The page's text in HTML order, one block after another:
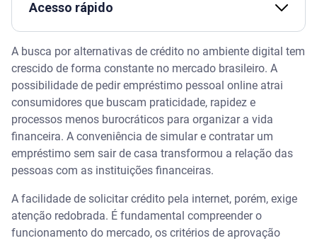
Acesso rápido
Assista | Empréstimo consignado: como funciona?
O que é preciso avaliar antes de solicitar crédito na
internet
Como funciona o processo de análise de crédito
online
Fatores que influenciam na aprovação do pedido
Como o Open Finance pode reduzir as taxas de
juros
A busca por alternativas de crédito no ambiente digital tem
crescido de forma constante no mercado brasileiro. A
possibilidade de pedir empréstimo pessoal online atrai
consumidores que buscam praticidade, rapidez e
processos menos burocráticos para organizar a vida
financeira. A conveniência de simular e contratar um
empréstimo sem sair de casa transformou a relação das
pessoas com as instituições financeiras.
A facilidade de solicitar crédito pela internet, porém, exige
atenção redobrada. É fundamental compreender o
funcionamento do mercado, os critérios de aprovação